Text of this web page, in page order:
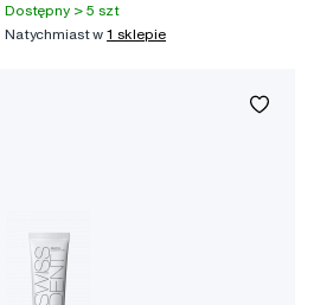
Dostępny > 5 szt
Natychmiast w1 sklepie